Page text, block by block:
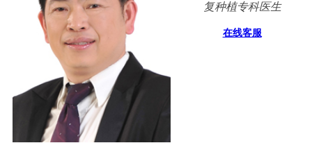
复种植专科医生
在线客服